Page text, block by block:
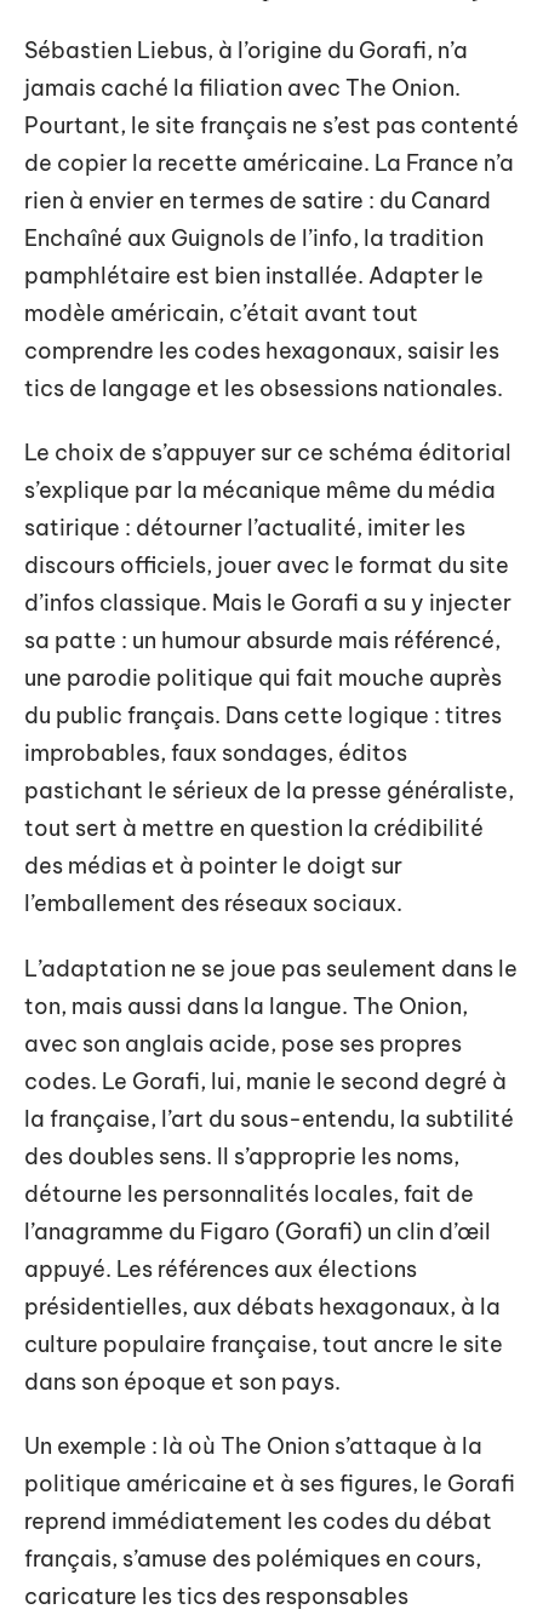
Sébastien Liebus, à l’origine du Gorafi, n’a
jamais caché la filiation avec The Onion.
Pourtant, le site français ne s’est pas contenté
de copier la recette américaine. La France n’a
rien à envier en termes de satire : du Canard
Enchaîné aux Guignols de l’info, la tradition
pamphlétaire est bien installée. Adapter le
modèle américain, c’était avant tout
comprendre les codes hexagonaux, saisir les
tics de langage et les obsessions nationales.
Le choix de s’appuyer sur ce schéma éditorial
s’explique par la mécanique même du média
satirique : détourner l’actualité, imiter les
discours officiels, jouer avec le format du site
d’infos classique. Mais le Gorafi a su y injecter
sa patte : un humour absurde mais référencé,
une parodie politique qui fait mouche auprès
du public français. Dans cette logique : titres
improbables, faux sondages, éditos
pastichant le sérieux de la presse généraliste,
tout sert à mettre en question la crédibilité
des médias et à pointer le doigt sur
l’emballement des réseaux sociaux.
L’adaptation ne se joue pas seulement dans le
ton, mais aussi dans la langue. The Onion,
avec son anglais acide, pose ses propres
codes. Le Gorafi, lui, manie le second degré à
la française, l’art du sous-entendu, la subtilité
des doubles sens. Il s’approprie les noms,
détourne les personnalités locales, fait de
l’anagramme du Figaro (Gorafi) un clin d’œil
appuyé. Les références aux élections
présidentielles, aux débats hexagonaux, à la
culture populaire française, tout ancre le site
dans son époque et son pays.
Un exemple : là où The Onion s’attaque à la
politique américaine et à ses figures, le Gorafi
reprend immédiatement les codes du débat
français, s’amuse des polémiques en cours,
caricature les tics des responsables